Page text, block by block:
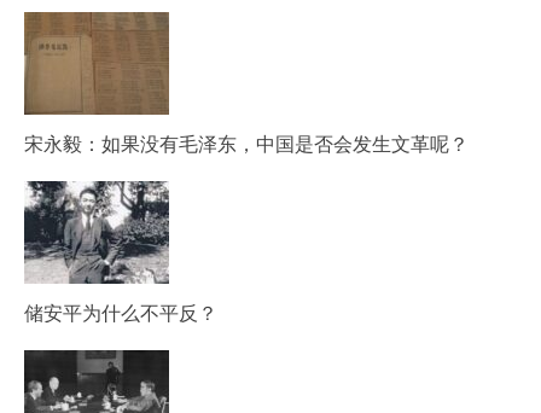
宋永毅：如果没有毛泽东，中国是否会发生文革呢？
储安平为什么不平反？